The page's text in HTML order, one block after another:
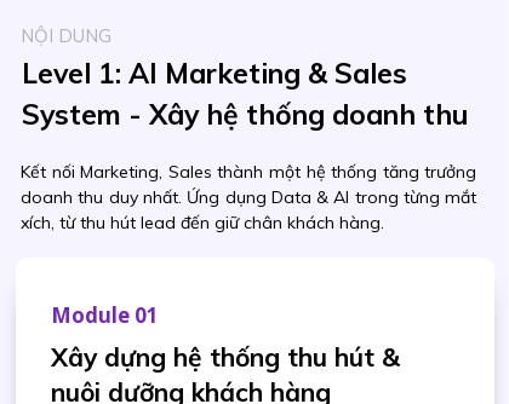
Kết nối Marketing, Sales thành một hệ thống tăng trưởng
doanh thu duy nhất. Ứng dụng Data & AI trong từng mắt
xích, từ thu hút lead đến giữ chân khách hàng.
Xây dựng hệ thống thu hút &
nuôi dưỡng khách hàng
Module 01
Level 1: AI Marketing & Sales
System - Xây hệ thống doanh thu
NỘI DUNG